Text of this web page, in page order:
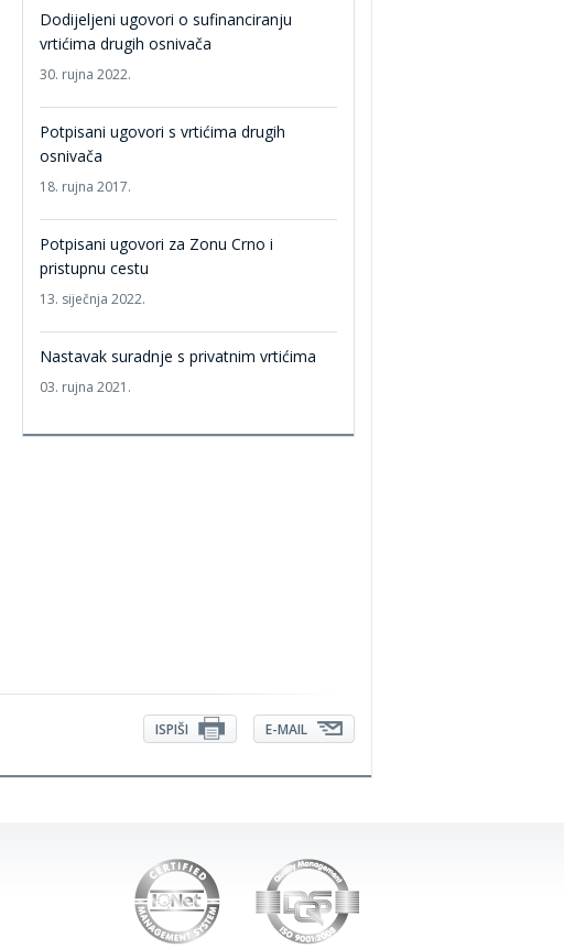
Dodijeljeni ugovori o sufinanciranju
vrtićima drugih osnivača
30. rujna 2022.
Potpisani ugovori s vrtićima drugih
osnivača
18. rujna 2017.
Potpisani ugovori za Zonu Crno i
pristupnu cestu
13. siječnja 2022.
Nastavak suradnje s privatnim vrtićima
03. rujna 2021.
E-MAIL
ISPIŠI